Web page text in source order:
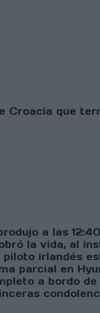
Croacia que
a las
la vida, al
irlandés
parcial en
a bordo